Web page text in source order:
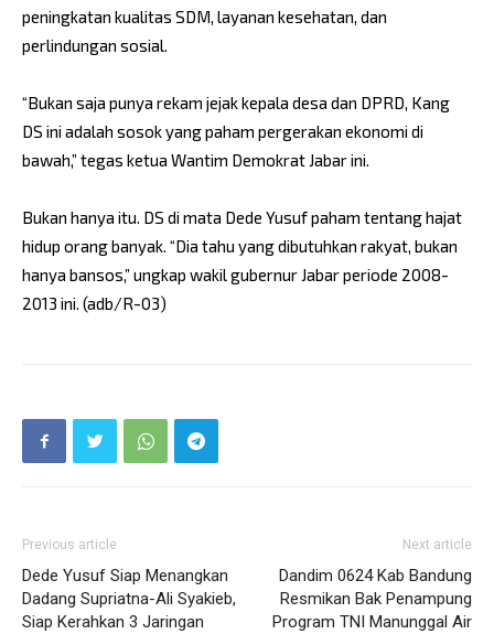
peningkatan kualitas SDM, layanan kesehatan, dan
perlindungan sosial.
“Bukan saja punya rekam jejak kepala desa dan DPRD, Kang
DS ini adalah sosok yang paham pergerakan ekonomi di
bawah,” tegas ketua Wantim Demokrat Jabar ini.
Bukan hanya itu. DS di mata Dede Yusuf paham tentang hajat
hidup orang banyak. “Dia tahu yang dibutuhkan rakyat, bukan
hanya bansos,” ungkap wakil gubernur Jabar periode 2008-
2013 ini. (adb/R-03)
Previous article
Dede Yusuf Siap Menangkan
Dadang Supriatna-Ali Syakieb,
Siap Kerahkan 3 Jaringan
Next article
Dandim 0624 Kab Bandung
Resmikan Bak Penampung
Program TNI Manunggal Air